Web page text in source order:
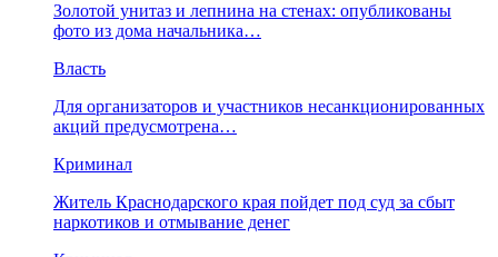
​Золотой унитаз и лепнина на стенах: опубликованы
фото из дома начальника…
Власть
Для организаторов и участников несанкционированных
акций предусмотрена…
Криминал
Житель Краснодарского края пойдет под суд за сбыт
наркотиков и отмывание денег